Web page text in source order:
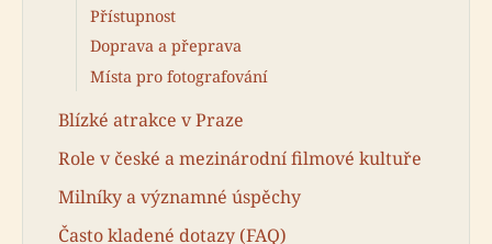
Přístupnost
Doprava a přeprava
Místa pro fotografování
Blízké atrakce v Praze
Role v české a mezinárodní filmové kultuře
Milníky a významné úspěchy
Často kladené dotazy (FAQ)